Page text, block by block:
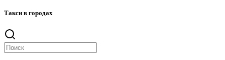
Такси в городах